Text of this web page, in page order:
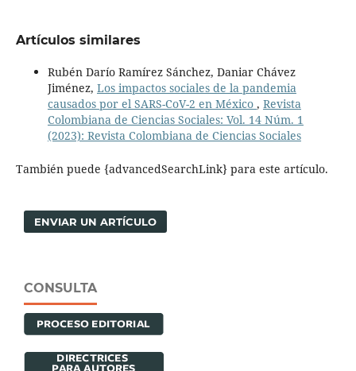
Artículos similares
Rubén Darío Ramírez Sánchez, Daniar Chávez
Jiménez, Los impactos sociales de la pandemia
causados por el SARS-CoV-2 en México , Revista
Colombiana de Ciencias Sociales: Vol. 14 Núm. 1
(2023): Revista Colombiana de Ciencias Sociales
También puede {advancedSearchLink} para este artículo.
ENVIAR UN ARTÍCULO
CONSULTA